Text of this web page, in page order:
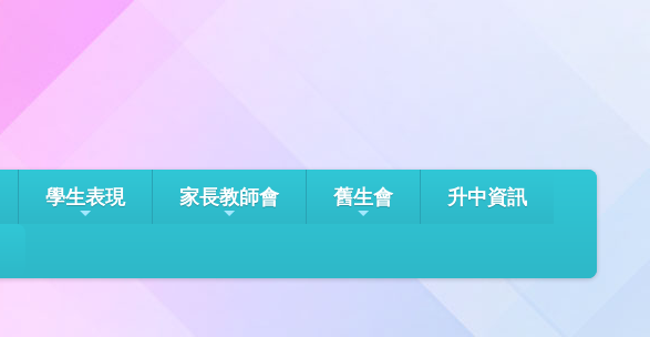
學生表現 家長教師會 舊生會 升中資訊